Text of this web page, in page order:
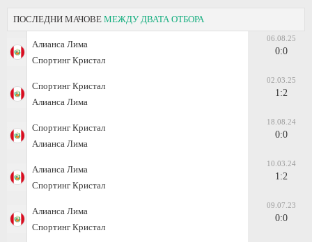
ПОСЛЕДНИ МАЧОВЕ МЕЖДУ ДВАТА ОТБОРА
Алианса Лима
Спортинг Кристал
06.08.25
0:0
Спортинг Кристал
Алианса Лима
02.03.25
1:2
Спортинг Кристал
Алианса Лима
18.08.24
0:0
Алианса Лима
Спортинг Кристал
10.03.24
1:2
Алианса Лима
Спортинг Кристал
09.07.23
0:0